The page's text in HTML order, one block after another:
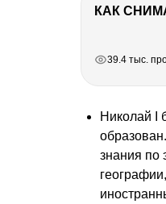
39.4 тыс.
Николай I
знания по